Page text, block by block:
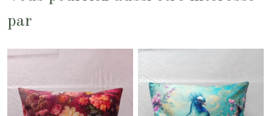
par